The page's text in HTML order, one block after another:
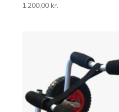
1.200,00 kr.